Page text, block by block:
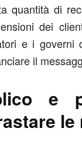
quantità di
dei
e i governi
il
e